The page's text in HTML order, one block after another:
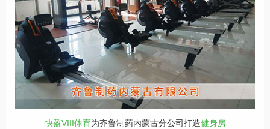
快盈VIII体育为齐鲁制药内蒙古分公司打造健身房